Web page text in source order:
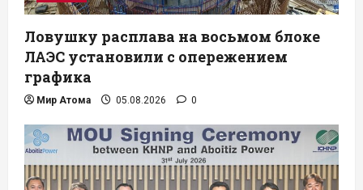
Ловушку расплава на восьмом блоке
ЛАЭС установили с опережением
графика
Мир Атома 05.08.2026 0